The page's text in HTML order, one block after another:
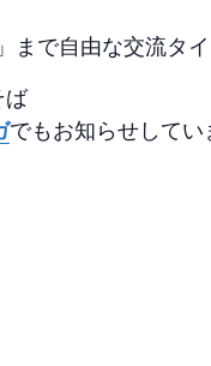
まで自由な交流タ
ば
でもお知らせしてい